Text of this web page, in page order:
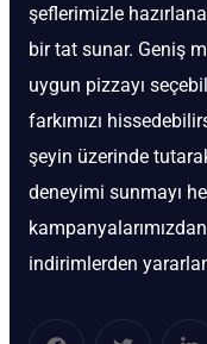
şeflerimizle
bir tat sunar. Geniş
uygun pizzayı
farkımızı
şeyin üzerinde
deneyimi sunmayı
indirimlerden